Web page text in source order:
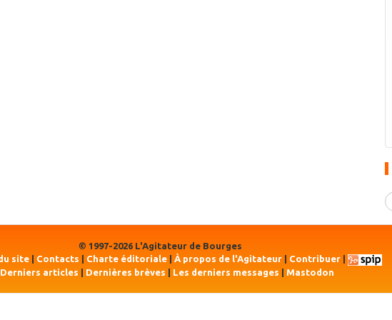
© 1997-2026 L'Agitateur de Bourges
site Contacts Charte éditoriale À propos de l'Agitateur Contribuer
Derniers articles | Dernières brèves | Les derniers messages | Mastodon